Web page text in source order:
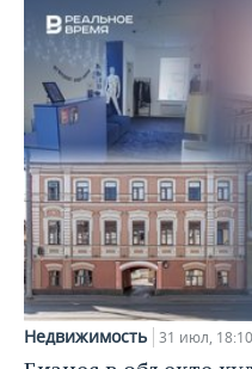
Недвижимость 31 июл, 18:10